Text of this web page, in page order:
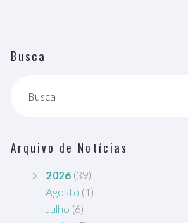
Busca
Busca
Arquivo de Notícias
2026 (39)
Agosto (1)
Julho (6)